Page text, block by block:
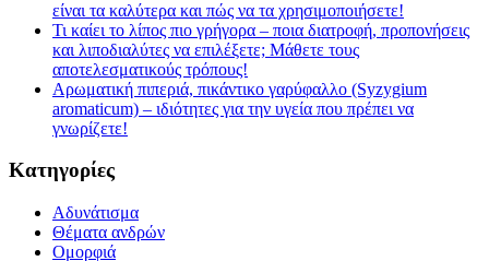
είναι τα καλύτερα και πώς να τα χρησιμοποιήσετε!
Τι καίει το λίπος πιο γρήγορα – ποια διατροφή, προπονήσεις
και λιποδιαλύτες να επιλέξετε; Μάθετε τους
αποτελεσματικούς τρόπους!
Αρωματική πιπεριά, πικάντικο γαρύφαλλο (Syzygium
aromaticum) – ιδιότητες για την υγεία που πρέπει να
γνωρίζετε!
Kατηγορίες
Αδυνάτισμα
Θέματα ανδρών
Ομορφιά